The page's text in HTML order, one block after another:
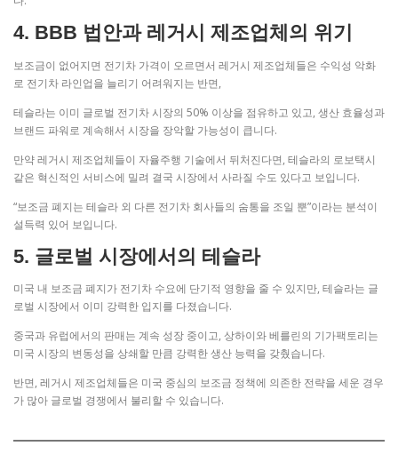
4. BBB 법안과 레거시 제조업체의 위기
보조금이 없어지면 전기차 가격이 오르면서 레거시 제조업체들은 수익성 악화
로 전기차 라인업을 늘리기 어려워지는 반면,
테슬라는 이미 글로벌 전기차 시장의 50% 이상을 점유하고 있고, 생산 효율성과
브랜드 파워로 계속해서 시장을 장악할 가능성이 큽니다.
만약 레거시 제조업체들이 자율주행 기술에서 뒤처진다면, 테슬라의 로보택시
같은 혁신적인 서비스에 밀려 결국 시장에서 사라질 수도 있다고 보입니다.
“보조금 폐지는 테슬라 외 다른 전기차 회사들의 숨통을 조일 뿐”이라는 분석이
설득력 있어 보입니다.
5. 글로벌 시장에서의 테슬라
미국 내 보조금 폐지가 전기차 수요에 단기적 영향을 줄 수 있지만, 테슬라는 글
로벌 시장에서 이미 강력한 입지를 다졌습니다.
중국과 유럽에서의 판매는 계속 성장 중이고, 상하이와 베를린의 기가팩토리는
미국 시장의 변동성을 상쇄할 만큼 강력한 생산 능력을 갖췄습니다.
반면, 레거시 제조업체들은 미국 중심의 보조금 정책에 의존한 전략을 세운 경우
가 많아 글로벌 경쟁에서 불리할 수 있습니다.